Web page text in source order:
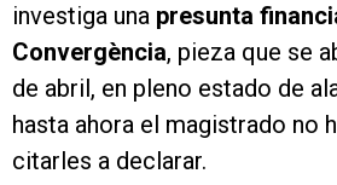
investiga una presunta
Convergència, pieza que se
de abril, en pleno estado de
hasta ahora el magistrado no
citarles a declarar.